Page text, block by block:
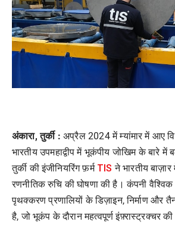
बिज़नेस
अंकारा,तुर्की :अप्रैल 2024 में म्यांमार में आए
भारतीय उपमहाद्वीप में भूकंपीय जोखिम के बारे
तुर्की की इंजीनियरिंग फ़र्म TIS ने भारतीय
रणनीतिक रुचि की घोषणा की है। कंपनी
पृथक्करण प्रणालियों के डिज़ाइन, निर्माण और
है, जो भूकंप के दौरान महत्वपूर्ण इंफ़्रास्ट्रक्चर की